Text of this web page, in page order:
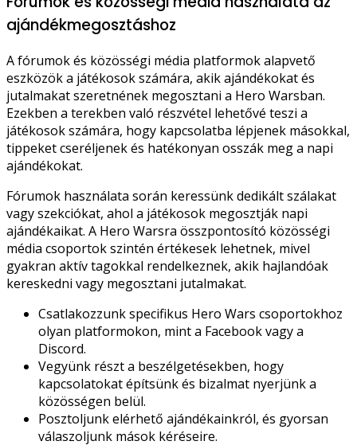
ajándékmegosztáshoz
A fórumok és közösségi média platformok alapvető
eszközök a játékosok számára, akik ajándékokat és
jutalmakat szeretnének megosztani a Hero Warsban.
Ezekben a terekben való részvétel lehetővé teszi a
játékosok számára, hogy kapcsolatba lépjenek másokkal,
tippeket cseréljenek és hatékonyan osszák meg a napi
ajándékokat.
Fórumok használata során keressünk dedikált szálakat
vagy szekciókat, ahol a játékosok megosztják napi
ajándékaikat. A Hero Warsra összpontosító közösségi
média csoportok szintén értékesek lehetnek, mivel
gyakran aktív tagokkal rendelkeznek, akik hajlandóak
kereskedni vagy megosztani jutalmakat.
Csatlakozzunk specifikus Hero Wars csoportokhoz
olyan platformokon, mint a Facebook vagy a
Discord.
Vegyünk részt a beszélgetésekben, hogy
kapcsolatokat építsünk és bizalmat nyerjünk a
közösségen belül.
Posztoljunk elérhető ajándékainkról, és gyorsan
válaszoljunk mások kéréseire.